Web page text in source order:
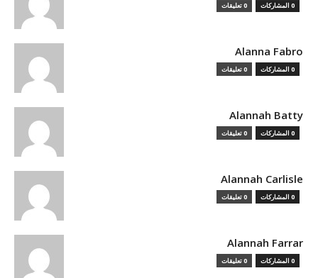
0 المشاركات 0 تعليقات
Alanna Fabro
0 المشاركات 0 تعليقات
Alannah Batty
0 المشاركات 0 تعليقات
Alannah Carlisle
0 المشاركات 0 تعليقات
Alannah Farrar
0 المشاركات 0 تعليقات